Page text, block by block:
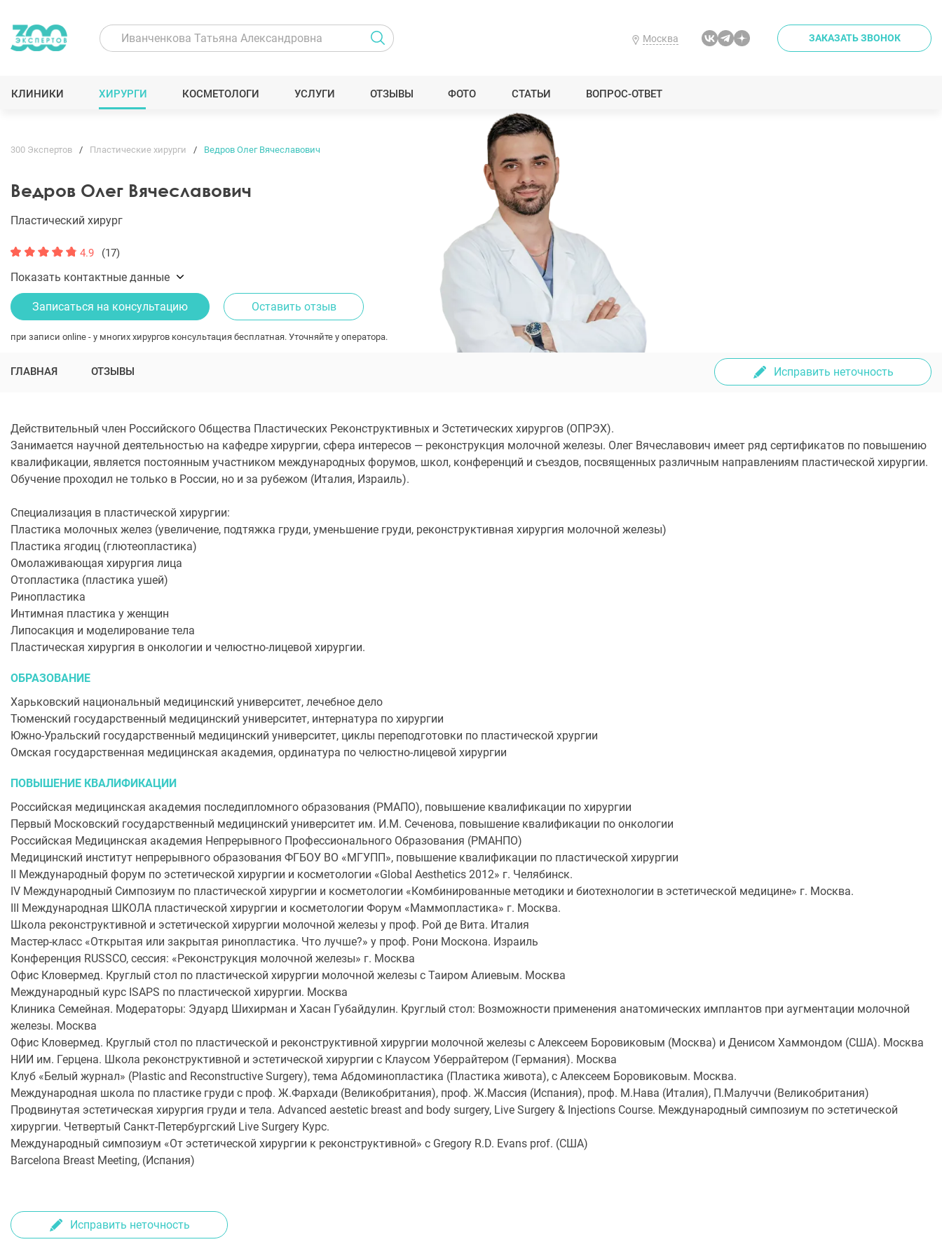
Москва ЗАКАЗАТЬ ЗВОНОК
КЛИНИКИ ХИРУРГИ КОСМЕТОЛОГИ УСЛУГИ ОТЗЫВЫ ФОТО СТАТЬИ ВОПРОС-ОТВЕТ
300 Экспертов Пластические хирурги Ведров Олег Вячеславович
Ведров Олег Вячеславович
Пластический хирург
4.9 (17)
Показать контактные данные
Записаться на консультацию Оставить отзыв
при записи online - у многих хирургов консультация бесплатная. Уточняйте у оператора.
ГЛАВНАЯ ОТЗЫВЫ Исправить неточность
Действительный член Российского Общества Пластических Реконструктивных и Эстетических хирургов (ОПРЭХ).
Занимается научной деятельностью на кафедре хирургии, сфера интересов — реконструкция молочной железы. Олег Вячеславович имеет ряд сертификатов по повышению
квалификации, является постоянным участником международных форумов, школ, конференций и съездов, посвященных различным направлениям пластической хирургии.
Обучение проходил не только в России, но и за рубежом (Италия, Израиль).
Специализация в пластической хирургии:
Пластика молочных желез (увеличение, подтяжка груди, уменьшение груди, реконструктивная хирургия молочной железы)
Пластика ягодиц (глютеопластика)
Омолаживающая хирургия лица
Отопластика (пластика ушей)
Ринопластика
Интимная пластика у женщин
Липосакция и моделирование тела
Пластическая хирургия в онкологии и челюстно-лицевой хирургии.
ОБРАЗОВАНИЕ
Харьковский национальный медицинский университет, лечебное дело
Тюменский государственный медицинский университет, интернатура по хирургии
Южно-Уральский государственный медицинский университет, циклы переподготовки по пластической хрургии
Омская государственная медицинская академия, ординатура по челюстно-лицевой хирургии
ПОВЫШЕНИЕ КВАЛИФИКАЦИИ
Российская медицинская академия последипломного образования (РМАПО), повышение квалификации по хирургии
Первый Московский государственный медицинский университет им. И.М. Сеченова, повышение квалификации по онкологии
Российская Медицинская академия Непрерывного Профессионального Образования (РМАНПО)
Медицинский институт непрерывного образования ФГБОУ ВО «МГУПП», повышение квалификации по пластической хирургии
II Международный форум по эстетической хирургии и косметологии «Global Aesthetics 2012» г. Челябинск.
IV Международный Симпозиум по пластической хирургии и косметологии «Комбинированные методики и биотехнологии в эстетической медицине» г. Москва.
III Международная ШКОЛА пластической хирургии и косметологии Форум «Маммопластика» г. Москва.
Школа реконструктивной и эстетической хирургии молочной железы у проф. Рой де Вита. Италия
Мастер-класс «Открытая или закрытая ринопластика. Что лучше?» у проф. Рони Москона. Израиль
Конференция RUSSCO, сессия: «Реконструкция молочной железы» г. Москва
Офис Кловермед. Круглый стол по пластической хирургии молочной железы с Таиром Алиевым. Москва
Международный курс ISAPS по пластической хирургии. Москва
Клиника Семейная. Модераторы: Эдуард Шихирман и Хасан Губайдулин. Круглый стол: Возможности применения анатомических имплантов при аугментации молочной
железы. Москва
Офис Кловермед. Круглый стол по пластической и реконструктивной хирургии молочной железы с Алексеем Боровиковым (Москва) и Денисом Хаммондом (США). Москва
НИИ им. Герцена. Школа реконструктивной и эстетической хирургии с Клаусом Уберрайтером (Германия). Москва
Клуб «Белый журнал» (Plastic and Reconstructive Surgery), тема Абдоминопластика (Пластика живота), с Алексеем Боровиковым. Москва.
Международная школа по пластике груди с проф. Ж.Фархади (Великобритания), проф. Ж.Массия (Испания), проф. М.Нава (Италия), П.Малуччи (Великобритания)
Продвинутая эстетическая хирургия груди и тела. Advanced aestetic breast and body surgery, Live Surgery & Injections Course. Международный симпозиум по эстетической
хирургии. Четвертый Санкт-Петербургский Live Surgery Курс.
Международный симпозиум «От эстетической хирургии к реконструктивной» с Gregory R.D. Evans prof. (США)
Barcelona Breast Meeting, (Испания)
Исправить неточность